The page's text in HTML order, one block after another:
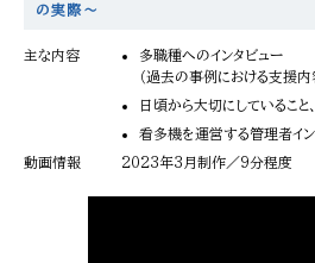
の実際～
主な内容
多職種へのインタビュー
（過去の事例における支援
日頃から大切にしていること
看多機を運営する管理者イン
動画情報
2023年3月制作／9分程度